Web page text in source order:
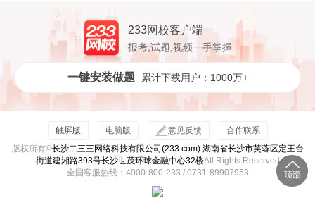
233网校客户端
报考,试题,视频一手掌握
一键安装做题 累计下载用户：1000万+
触屏版 电脑版 意见反馈
合作联系
版权所有©长沙二三三网络科技有限公司(233.com) 湖南省长沙市芙蓉区定王台
街道建湘路393号长沙世茂环球金融中心32楼All Rights Reserved
全国客服热线：4000-800-233 / 0731-89907953
顶部